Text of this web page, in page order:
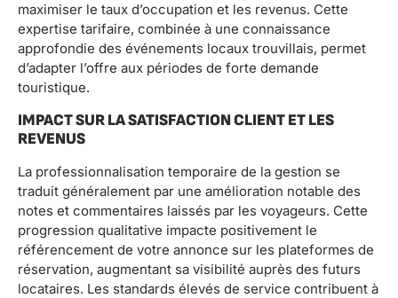
maximiser le taux d’occupation et les revenus. Cette
expertise tarifaire, combinée à une connaissance
approfondie des événements locaux trouvillais, permet
d’adapter l’offre aux périodes de forte demande
touristique.
IMPACT SUR LA SATISFACTION CLIENT ET LES
REVENUS
La professionnalisation temporaire de la gestion se
traduit généralement par une amélioration notable des
notes et commentaires laissés par les voyageurs. Cette
progression qualitative impacte positivement le
référencement de votre annonce sur les plateformes de
réservation, augmentant sa visibilité auprès des futurs
locataires. Les standards élevés de service contribuent à